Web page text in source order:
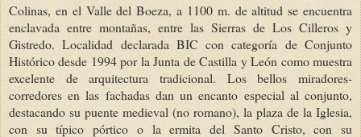
Colinas, en el Valle del Boeza, a 1100 m. de altitud se encuentra
enclavada entre montañas, entre las Sierras de Los Cilleros y
Gistredo. Localidad declarada BIC con categoría de Conjunto
Histórico desde 1994 por la Junta de Castilla y León como muestra
excelente de arquitectura tradicional. Los bellos miradores-
corredores en las fachadas dan un encanto especial al conjunto,
destacando su puente medieval (no romano), la plaza de la Iglesia,
con su típico pórtico o la ermita del Santo Cristo, con su